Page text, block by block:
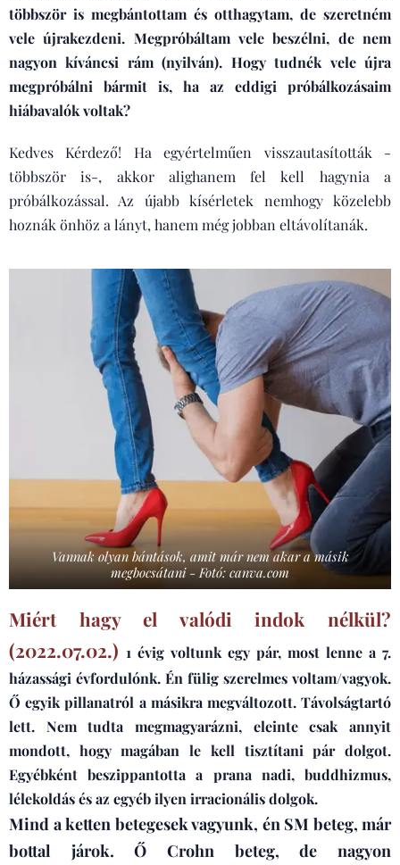
többször is megbántottam és otthagytam, de szeretném
vele újrakezdeni. Megpróbáltam vele beszélni, de nem
nagyon kíváncsi rám (nyilván). Hogy tudnék vele újra
megpróbálni bármit is, ha az eddigi próbálkozásaim
hiábavalók voltak?
Kedves Kérdező! Ha egyértelműen visszautasították -
többször is-, akkor alighanem fel kell hagynia a
próbálkozással. Az újabb kísérletek nemhogy közelebb
hoznák önhöz a lányt, hanem még jobban eltávolítanák.
Vannak olyan bántások, amit már nem akar a másik
megbocsátani - Fotó: canva.com
Miért hagy el valódi indok nélkül?
(2022.07.02.) 1 évig voltunk egy pár, most lenne a 7.
házassági évfordulónk. Én fülig szerelmes voltam/vagyok.
Ő egyik pillanatról a másikra megváltozott. Távolságtartó
lett. Nem tudta megmagyarázni, eleinte csak annyit
mondott, hogy magában le kell tisztítani pár dolgot.
Egyébként beszippantotta a prana nadi, buddhizmus,
lélekoldás és az egyéb ilyen irracionális dolgok.
Mind a ketten betegesek vagyunk, én SM beteg, már
bottal járok. Ő Crohn beteg, de nagyon